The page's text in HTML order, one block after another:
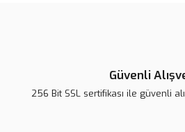
Güvenli
256 Bit SSL sertifikası ile güvenli